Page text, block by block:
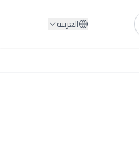
العربية